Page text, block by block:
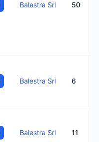
Balestra Srl 50
Balestra Srl 6
Balestra Srl 11